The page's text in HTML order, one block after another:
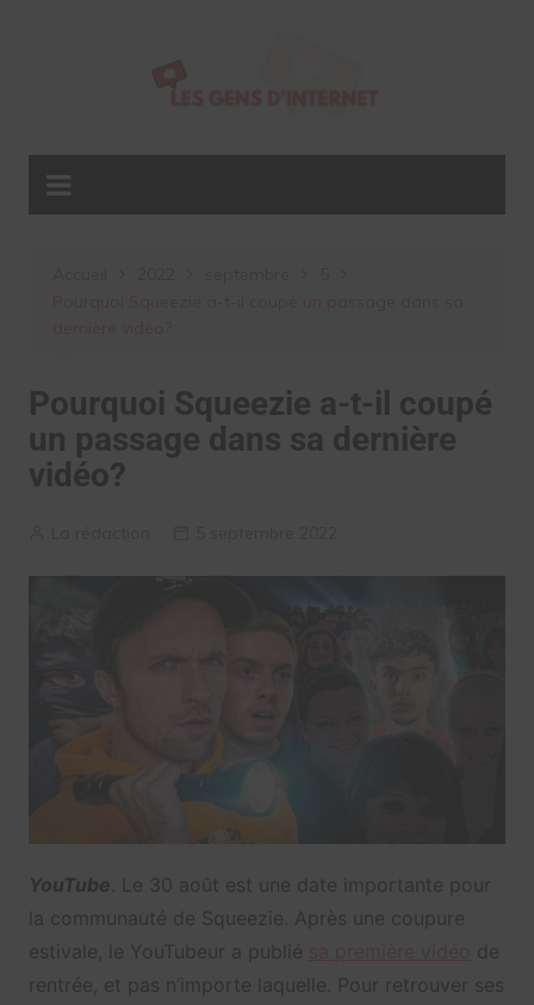
Pourquoi Squeezie a-t-il coupé
un passage dans sa dernière
vidéo?
YouTube . Le 30 août est une date importante pour
la communauté de Squeezie. Après une coupure
estivale, le YouTubeur a publié
de
rentrée, et pas n’importe laquelle. Pour retrouver ses